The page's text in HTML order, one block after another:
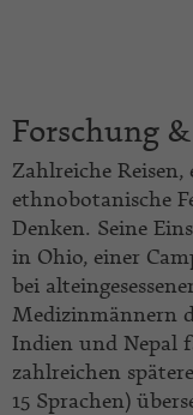
Forschung
Zahlreiche
ethnobotanische
Denken. Seine
in Ohio, einer
bei
Medizinmännern
Indien und Nepal
zahlreichen
15 Sprachen)